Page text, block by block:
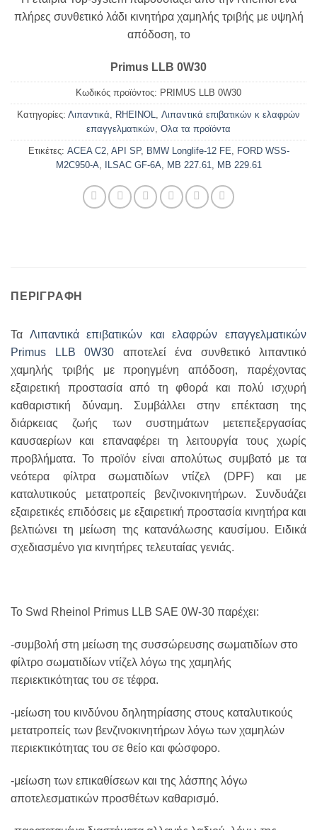
πλήρες συνθετικό λάδι κινητήρα χαμηλής τριβής με υψηλή
απόδοση, το
Primus LLB 0W30
Κωδικός προϊόντος: PRIMUS LLB 0W30
Κατηγορίες: Λιπαντικά RHEINOL
Λιπαντικά επιβατικών κ ελαφρών
επαγγελματικών Ολα τα προϊόντα
Ετικέτες: ACEA C2, API SP, BMW Longlife-12 FE
FORD WSS-
M2C950-A
ILSAC GF-6A MB 227.61 MB 229.61
ΠΕΡΙΓΡΑΦΉ
Τα Λιπαντικά επιβατικών και ελαφρών επαγγελματικών
Primus LLB 0W30 αποτελεί ένα συνθετικό λιπαντικό
χαμηλής τριβής με προηγμένη απόδοση, παρέχοντας
εξαιρετική προστασία από τη φθορά και πολύ ισχυρή
καθαριστική δύναμη. Συμβάλλει στην επέκταση της
διάρκειας ζωής των συστημάτων μετεπεξεργασίας
καυσαερίων και επαναφέρει τη λειτουργία τους χωρίς
προβλήματα. Το προϊόν είναι απολύτως συμβατό με τα
νεότερα φίλτρα σωματιδίων ντίζελ (DPF) και με
καταλυτικούς μετατροπείς βενζινοκινητήρων. Συνδυάζει
εξαιρετικές επιδόσεις με εξαιρετική προστασία κινητήρα και
βελτιώνει τη μείωση της κατανάλωσης καυσίμου. Ειδικά
σχεδιασμένο για κινητήρες τελευταίας γενιάς.
Το Swd Rheinol Primus LLB SAE 0W-30 παρέχει:
-συμβολή στη μείωση της συσσώρευσης σωματιδίων στο
φίλτρο σωματιδίων ντίζελ λόγω της χαμηλής
περιεκτικότητας του σε τέφρα.
-μείωση του κινδύνου δηλητηρίασης στους καταλυτικούς
μετατροπείς των βενζινοκινητήρων λόγω των χαμηλών
περιεκτικότητας του σε θείο και φώσφορο.
-μείωση των επικαθίσεων και της λάσπης λόγω
αποτελεσματικών προσθέτων καθαρισμό.